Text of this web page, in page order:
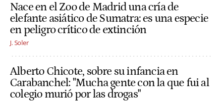
Nace en el Zoo de Madrid una cría de
elefante asiático de Sumatra: es una especie
en peligro crítico de extinción
J. Soler
Alberto Chicote, sobre su infancia en
Carabanchel: "Mucha gente con la que fui al
colegio murió por las drogas"